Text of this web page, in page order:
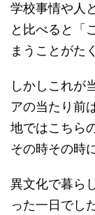
学校事情や人
と比べると「
まうことがた
しかしこれが
アの当たり前
地ではこちら
その時その時
異文化で暮ら
った一日でした